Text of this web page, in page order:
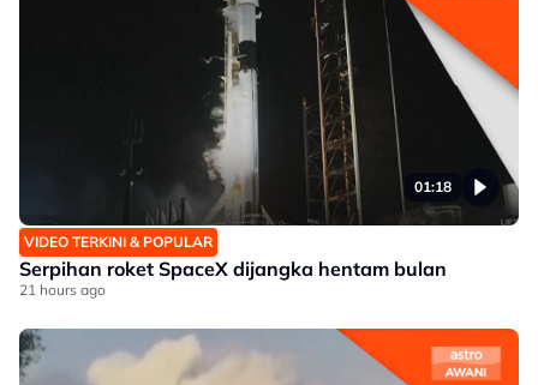
01:18
VIDEO TERKINI & POPULAR
Serpihan roket SpaceX dijangka hentam bulan
21 hours ago